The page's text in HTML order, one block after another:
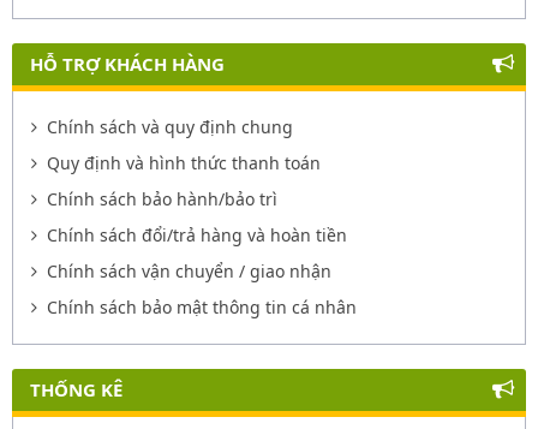
HỖ TRỢ KHÁCH HÀNG
Chính sách và quy định chung
Quy định và hình thức thanh toán
Chính sách bảo hành/bảo trì
Chính sách đổi/trả hàng và hoàn tiền
Chính sách vận chuyển / giao nhận
Chính sách bảo mật thông tin cá nhân
THỐNG KÊ